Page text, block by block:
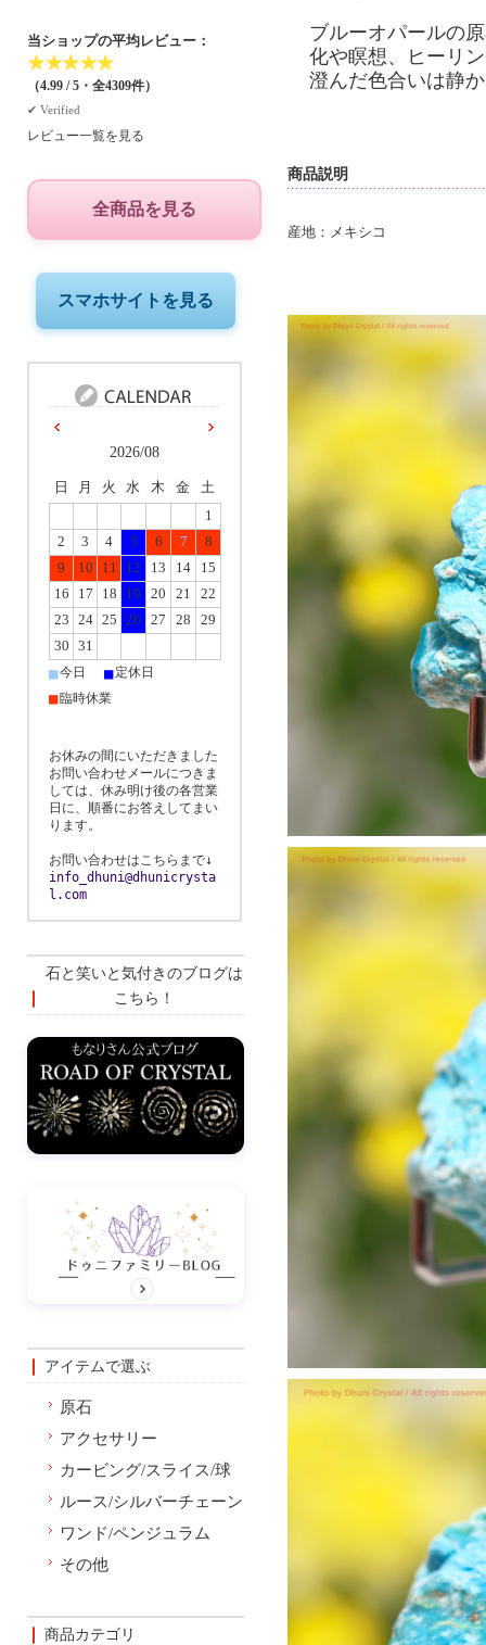
ブルーオパールの
化や瞑想、ヒーリ
澄んだ色合いは静
商品説明
産地：メキシコ
当ショップの平均レビュー：
★★★★★
（4.99 / 5・全4309件）
✔︎ Verified
レビュー一覧を見る
全商品を見る
スマホサイトを見る
2026/08
日 月 火 水 木 金
土
1
2
3 4 5 6 7
8
9
10 11 12 13 14
15
16
17 18 19 20 21
22
23
24 25 26 27 28
29
30
31
■今日 ■ 定休日
■臨時休業
お休みの間にいただきました
お問い合わせメールにつきま
しては、休み明け後の各営業
日に、順番にお答えしてまい
ります。
お問い合わせはこちらまで↓
info_dhuni@dhunicrysta
l.com
石と笑いと気付きのブログは
こちら！
アイテムで選ぶ
原石
アクセサリー
カービング/スライス/球
ルース/シルバーチェーン
ワンド/ペンジュラム
その他
商品カテゴリ